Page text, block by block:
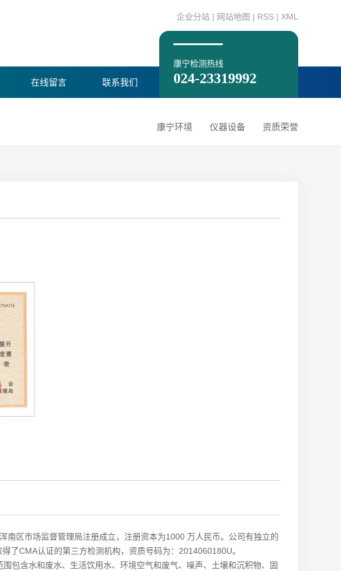
企业分站 | 网站地图 | RSS | XML
康宁检测热线
024-23319992
在线留言 联系我们
康宁环境 仪器设备 资质荣誉
区市场监督管理局注册成立，注册资本为1000 万人民币。公司有独立的
了CMA认证的第三方检测机构，资质号码为：2014060180U。
含水和废水、生活饮用水、环境空气和废气、噪声、土壤和沉积物、固